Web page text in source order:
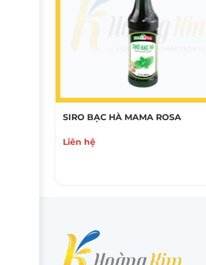
SIRO BẠC HÀ MAMA ROSA
Liên hệ